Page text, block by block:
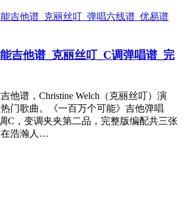
吉他谱_克丽丝叮_C调弹唱谱_完
他谱，Christine Welch（克丽丝叮）演
门歌曲。《一百万个可能》吉他弹唱
C，变调夹夹第二品，完整版编配共三张
在浩瀚人…